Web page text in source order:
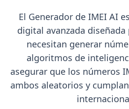
El Generador de IMEI AI
digital avanzada
necesitan generar
algoritmos de
asegurar que los números
ambos aleatorios y